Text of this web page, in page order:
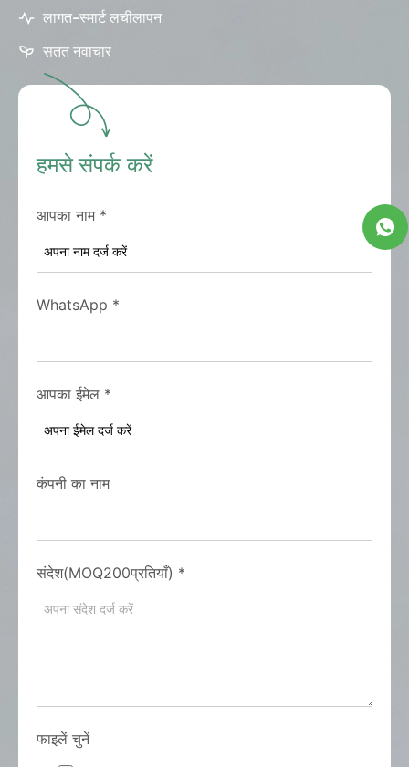
लागत-स्मार्ट लचीलापन
सतत नवाचार
हमसे संपर्क करें
आपका नाम *
WhatsApp *
आपका ईमेल *
कंपनी का नाम
संदेश(MOQ200प्रतियाँ) *
फाइलें चुनें